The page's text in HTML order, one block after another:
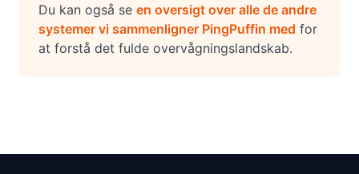
Du kan også se en oversigt over alle de andre
systemer vi sammenligner PingPuffin med for
at forstå det fulde overvågningslandskab.